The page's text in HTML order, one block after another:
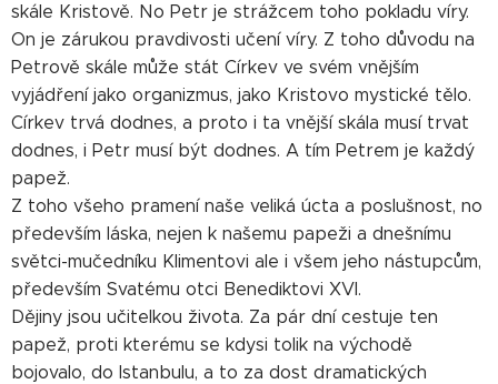
skále Kristově. No Petr je strážcem toho pokladu víry.
On je zárukou pravdivosti učení víry. Z toho důvodu na
Petrově skále může stát Církev ve svém vnějším
vyjádření jako organizmus, jako Kristovo mystické tělo.
Církev trvá dodnes, a proto i ta vnější skála musí trvat
dodnes, i Petr musí být dodnes. A tím Petrem je každý
papež.
Z toho všeho pramení naše veliká úcta a poslušnost, no
především láska, nejen k našemu papeži a dnešnímu
světci-mučedníku Klimentovi ale i všem jeho nástupcům,
především Svatému otci Benediktovi XVI.
Dějiny jsou učitelkou života. Za pár dní cestuje ten
papež, proti kterému se kdysi tolik na východě
bojovalo, do Istanbulu, a to za dost dramatických